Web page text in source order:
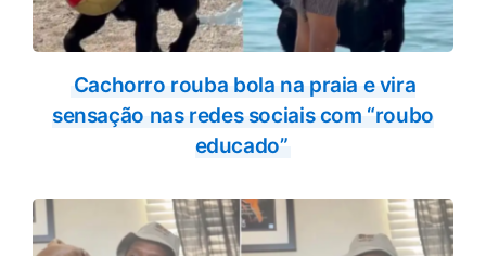
Cachorro rouba bola na praia e vira
sensação nas redes sociais com “roubo
educado”